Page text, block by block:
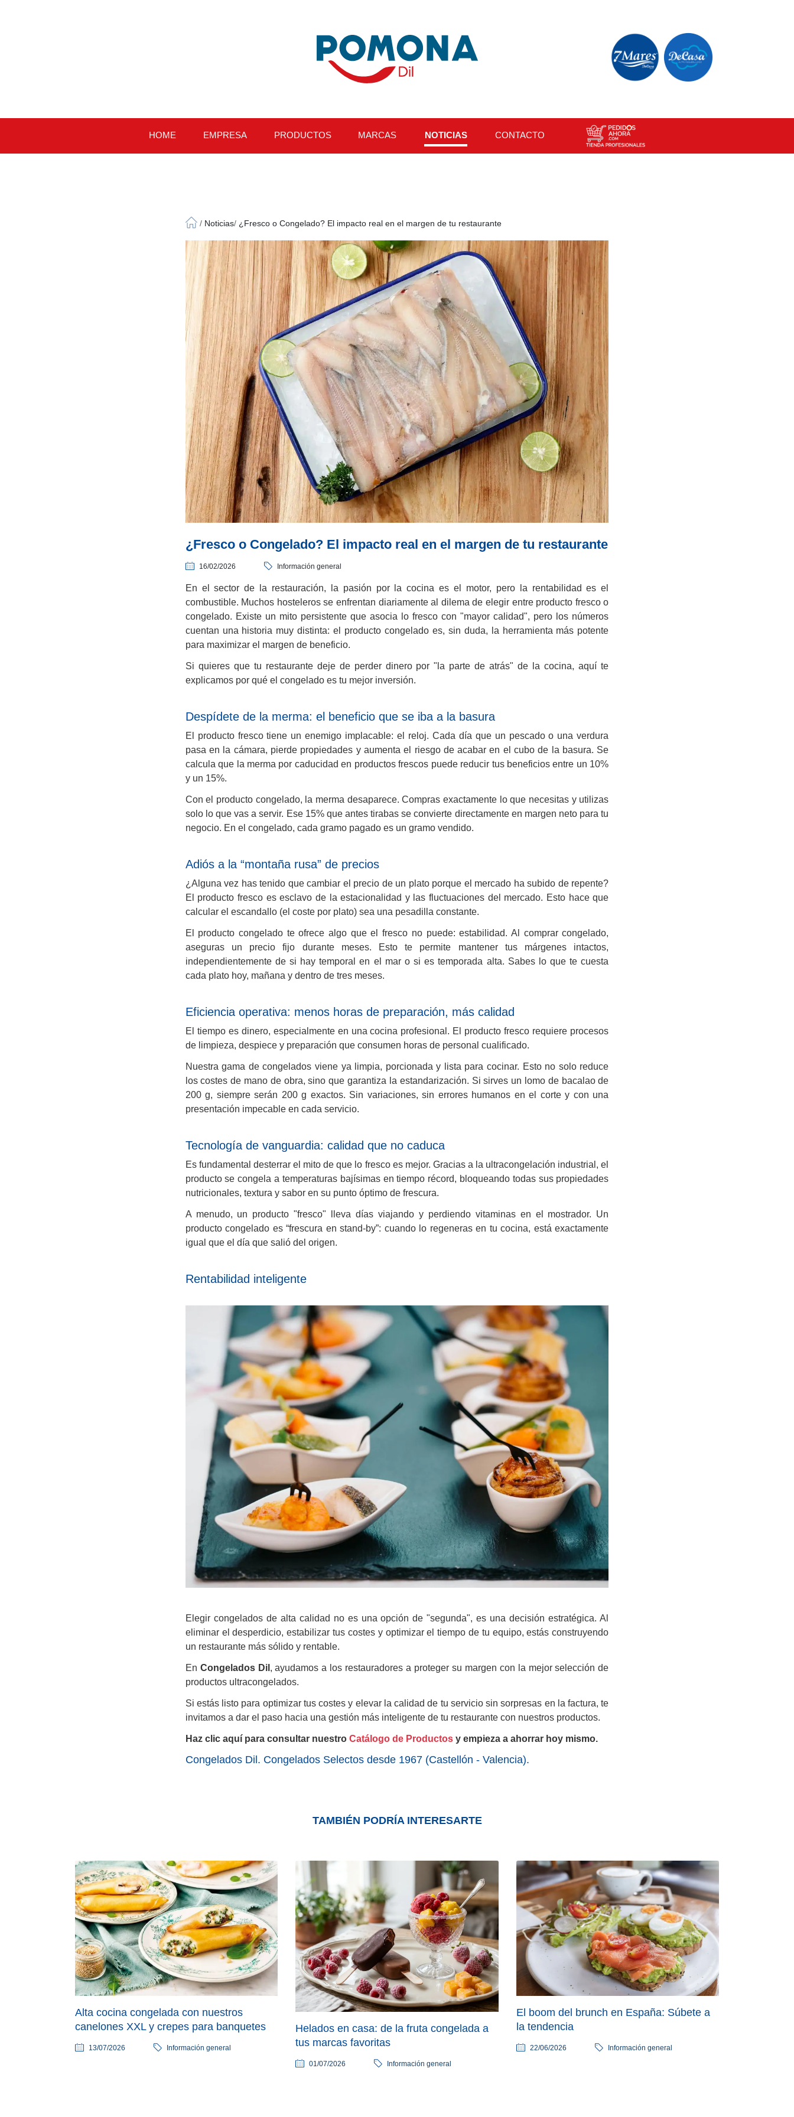
HOME EMPRESA PRODUCTOS MARCAS NOTICIAS CONTACTO
/ Noticias/ ¿Fresco o Congelado? El impacto real en el margen de tu restaurante
¿Fresco o Congelado? El impacto real en el margen de tu restaurante
16/02/2026 Información general
En el sector de la restauración, la pasión por la cocina es el motor, pero la rentabilidad es el
combustible. Muchos hosteleros se enfrentan diariamente al dilema de elegir entre producto fresco o
congelado. Existe un mito persistente que asocia lo fresco con "mayor calidad", pero los números
cuentan una historia muy distinta: el producto congelado es, sin duda, la herramienta más potente
para maximizar el margen de beneficio.
Si quieres que tu restaurante deje de perder dinero por "la parte de atrás" de la cocina, aquí te
explicamos por qué el congelado es tu mejor inversión.
Despídete de la merma: el beneficio que se iba a la basura
El producto fresco tiene un enemigo implacable: el reloj. Cada día que un pescado o una verdura
pasa en la cámara, pierde propiedades y aumenta el riesgo de acabar en el cubo de la basura. Se
calcula que la merma por caducidad en productos frescos puede reducir tus beneficios entre un 10%
y un 15%.
Con el producto congelado, la merma desaparece. Compras exactamente lo que necesitas y utilizas
solo lo que vas a servir. Ese 15% que antes tirabas se convierte directamente en margen neto para tu
negocio. En el congelado, cada gramo pagado es un gramo vendido.
Adiós a la “montaña rusa” de precios
¿Alguna vez has tenido que cambiar el precio de un plato porque el mercado ha subido de repente?
El producto fresco es esclavo de la estacionalidad y las fluctuaciones del mercado. Esto hace que
calcular el escandallo (el coste por plato) sea una pesadilla constante.
El producto congelado te ofrece algo que el fresco no puede: estabilidad. Al comprar congelado,
aseguras un precio fijo durante meses. Esto te permite mantener tus márgenes intactos,
independientemente de si hay temporal en el mar o si es temporada alta. Sabes lo que te cuesta
cada plato hoy, mañana y dentro de tres meses.
Eficiencia operativa: menos horas de preparación, más calidad
El tiempo es dinero, especialmente en una cocina profesional. El producto fresco requiere procesos
de limpieza, despiece y preparación que consumen horas de personal cualificado.
Nuestra gama de congelados viene ya limpia, porcionada y lista para cocinar. Esto no solo reduce
los costes de mano de obra, sino que garantiza la estandarización. Si sirves un lomo de bacalao de
200 g, siempre serán 200 g exactos. Sin variaciones, sin errores humanos en el corte y con una
presentación impecable en cada servicio.
Tecnología de vanguardia: calidad que no caduca
Es fundamental desterrar el mito de que lo fresco es mejor. Gracias a la ultracongelación industrial, el
producto se congela a temperaturas bajísimas en tiempo récord, bloqueando todas sus propiedades
nutricionales, textura y sabor en su punto óptimo de frescura.
A menudo, un producto "fresco" lleva días viajando y perdiendo vitaminas en el mostrador. Un
producto congelado es “frescura en stand-by”: cuando lo regeneras en tu cocina, está exactamente
igual que el día que salió del origen.
Rentabilidad inteligente
Elegir congelados de alta calidad no es una opción de "segunda", es una decisión estratégica. Al
eliminar el desperdicio, estabilizar tus costes y optimizar el tiempo de tu equipo, estás construyendo
un restaurante más sólido y rentable.
En Congelados Dil , ayudamos a los restauradores a proteger su margen con la mejor selección de
productos ultracongelados.
Si estás listo para optimizar tus costes y elevar la calidad de tu servicio sin sorpresas en la factura, te
invitamos a dar el paso hacia una gestión más inteligente de tu restaurante con nuestros productos.
Haz clic aquí para consultar nuestro Catálogo de Productosy empieza a ahorrar hoy mismo.
Congelados Dil. Congelados Selectos desde 1967 (Castellón - Valencia).
TAMBIÉN PODRÍA INTERESARTE
Alta cocina congelada con nuestros
canelones XXL y crepes para banquetes
13/07/2026 Información general
Helados en casa: de la fruta congelada a
tus marcas favoritas
01/07/2026 Información general
El boom del brunch en España: Súbete a
la tendencia
22/06/2026 Información general